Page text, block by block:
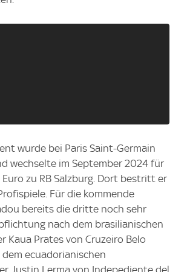
wurde bei Paris Saint-Germain
wechselte im September 2024 für
zu RB Salzburg. Dort bestritt er
Für die kommende
bereits die dritte noch sehr
nach dem brasilianischen
Kaua Prates von Cruzeiro Belo
ecuadorianischen
Justin Lerma von Indepediente del